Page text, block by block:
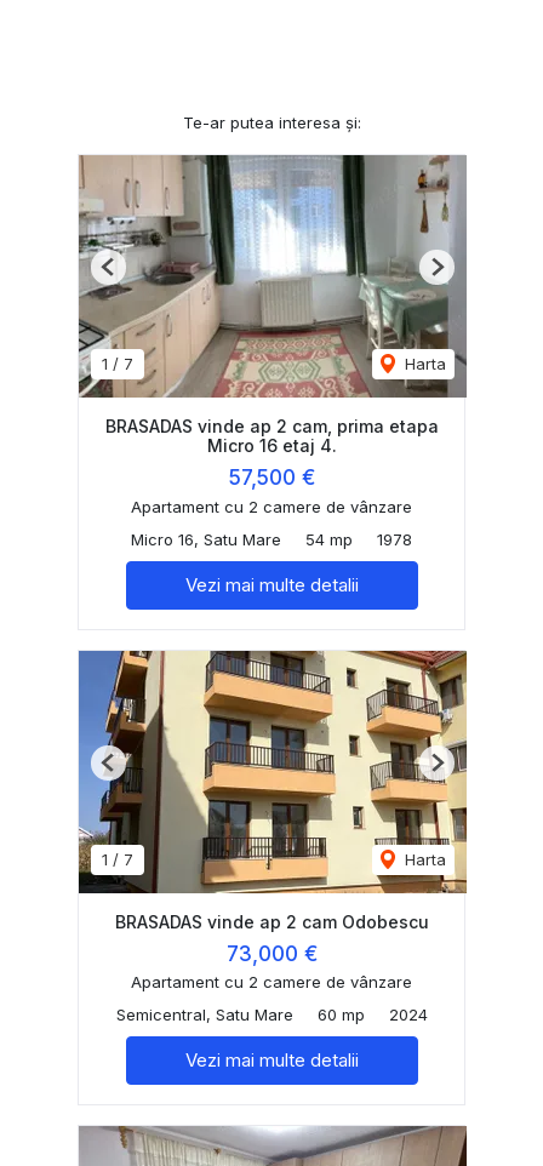
Te-ar putea interesa și:
1 / 7 Harta
Previous Next
BRASADAS vinde ap 2 cam, prima etapa
Micro 16 etaj 4.
57,500 €
Apartament cu 2 camere de vânzare
Micro 16, Satu Mare
54 mp 1978
Vezi mai multe detalii
1 / 7 Harta
Previous Next
BRASADAS vinde ap 2 cam Odobescu
73,000 €
Apartament cu 2 camere de vânzare
Semicentral, Satu Mare
60 mp 2024
Vezi mai multe detalii